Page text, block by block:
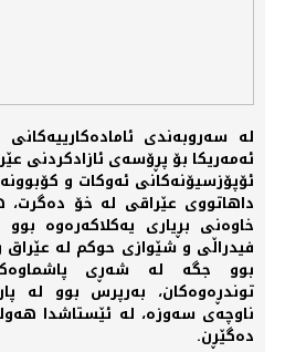
لە سەروبەندی ئامادەكارییەكانی
ئەمەریكا بۆ پڕۆسەی ئازادكردنی
ئۆپۆزسیۆنەكانی ئەوكات و
داهاتووی عێراقی لە خۆ دەگرت،
خاوەنی بڕیاری یەكلاكەرەوە
فیدراڵی و شێوازی حوكم لە
بوو جگە لە شەڕی
توندڕەوەكان، بەرپرس بوو لە
ناوچەی سەوزە، لە ئێستاشدا
دەگێڕن.